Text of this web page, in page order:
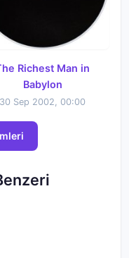
Richest Man in
Babylon
30 Sep 2002, 00:00